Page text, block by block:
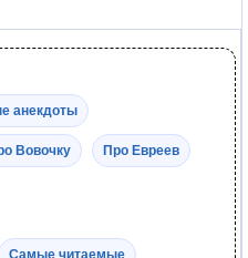
анекдоты
Вовочку Про Евреев
Самые читаемые